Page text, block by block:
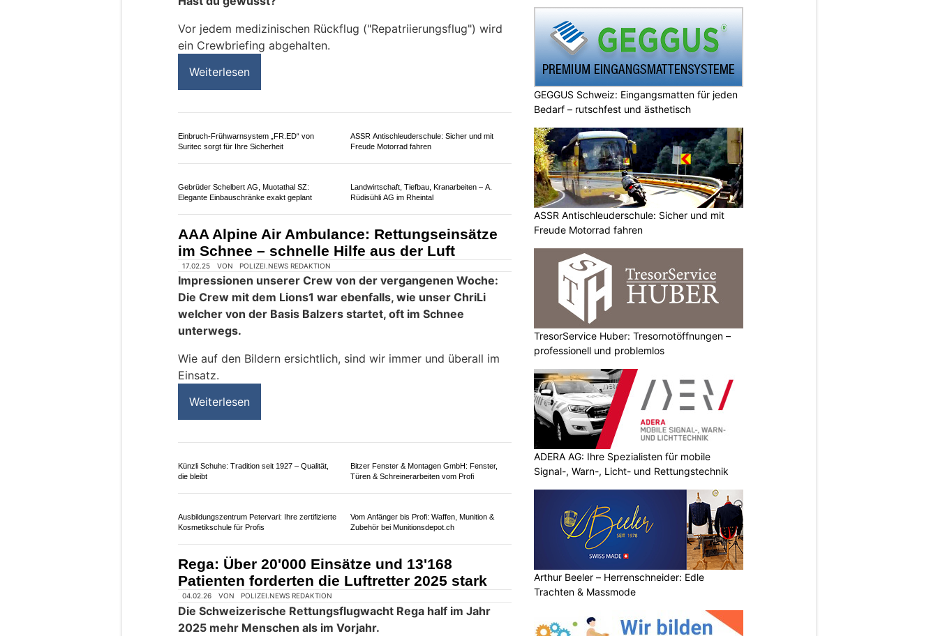
uns alle betrifft– jede/r kann Leben retten!
Pflegeleicht GmbH bringt Pflegefachkräfte und
Institutionen zusammen
KMU Finanz AG: Transparente und seriöse
Treuhanddienste aus einer Hand
Arthur Beeler – Herrenschneider: Edle
Trachten & Massmode
Goldenway: Ihre Premium-Adresse für
natürliche und artgerechte Tiernahrung
medizinischen Rückflug ab
GEGGUS Schweiz: Eingangsmatten für jeden
Bedarf – rutschfest und ästhetisch
ASSR Antischleuderschule: Sicher und mit
Freude Motorrad fahren
TresorService Huber: Tresornotöffnungen –
professionell und problemlos
ADERA AG: Ihre Spezialisten für mobile
Signal-, Warn-, Licht- und Rettungstechnik
Arthur Beeler – Herrenschneider: Edle
Trachten & Massmode